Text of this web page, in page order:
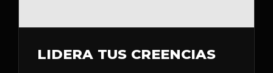
LIDERA TUS CREENCIAS